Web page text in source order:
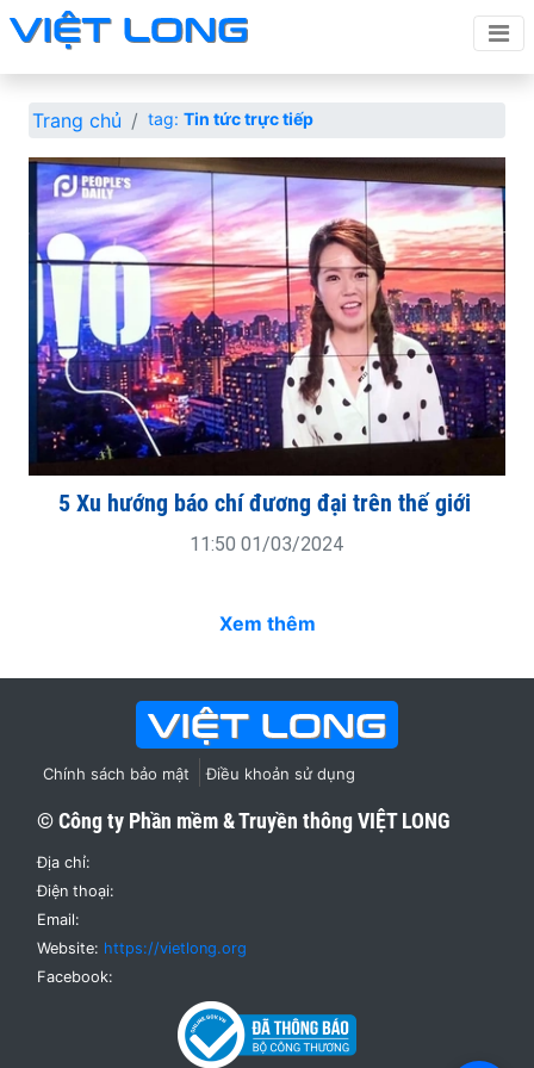
Trang chủ tag: Tin tức trực tiếp
5 Xu hướng báo chí đương đại trên thế giới
11:50 01/03/2024
Xem thêm
Chính sách bảo mật Điều khoản sử dụng
© Công ty Phần mềm & Truyền thôngVIỆT LONG
Địa chỉ:
Điện thoại:
Email:
Website: https://vietlong.org
Facebook: